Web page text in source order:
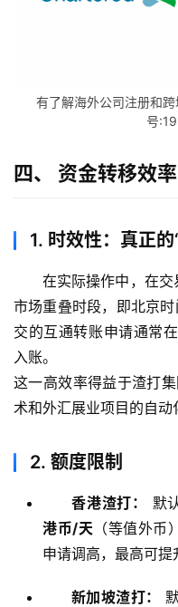
有了解海外公司注册和
号
四、 资金转移效
1. 时效性：真正的
在实际操作中，在
市场重叠时段，即北京
交的互通转账申请通常在
入账。
这一高效率得益于渣打
术和外汇展业项目的自动
2. 额度限制
香港渣打： 默
港币/天 （等值外
申请调高，最高可提
新加坡渣打：